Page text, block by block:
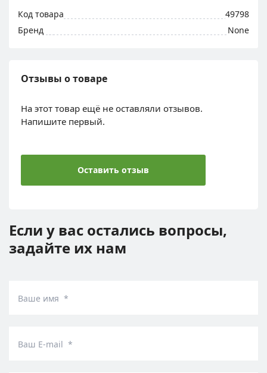
Код товара
49798
Бренд
None
Отзывы о товаре
На этот товар ещё не оставляли отзывов.
Напишите первый.
Оставить отзыв
Если у вас остались вопросы,
задайте их нам
Ваше имя *
Ваш E-mail *